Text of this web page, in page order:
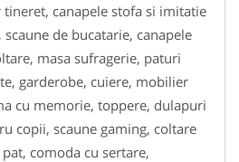
canapele stofa si imitatie
de bucatarie, canapele
masa sufragerie, paturi
garderobe, cuiere, mobilier
cu memorie, toppere, dulapuri
copii, scaune gaming, coltare
comoda cu sertare,